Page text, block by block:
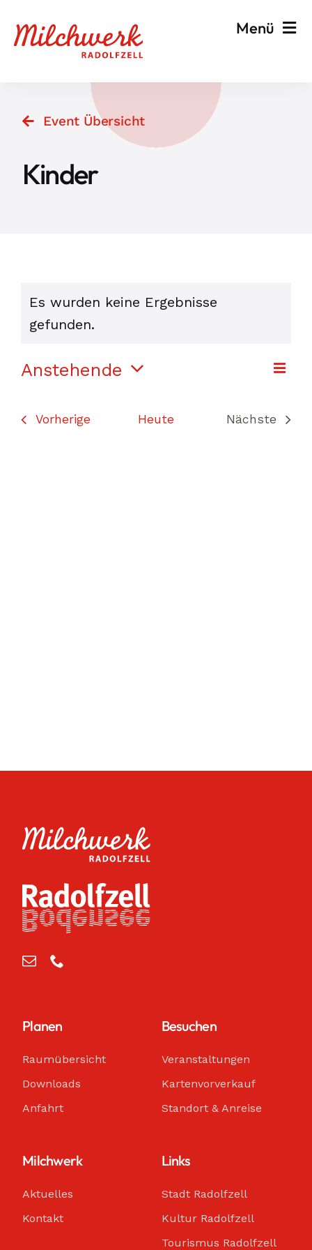
Inhalt
Menü
Veranstalten & Planen
Besuchen & Informieren
Events
Event Übersicht
Kinder
Veranstaltungen
Hinweis
Es wurden keine Ergebnisse
gefunden.
Liste
Anstehende
wählen.
Vorherige Veranstaltungen
Heute
Nächste
Planen
Raumübersicht
Downloads
Anfahrt
Besuchen
Veranstaltungen
Kartenvorverkauf
Standort & Anreise
Milchwerk
Aktuelles
Kontakt
Links
Stadt Radolfzell
Kultur Radolfzell
Tourismus Radolfzell